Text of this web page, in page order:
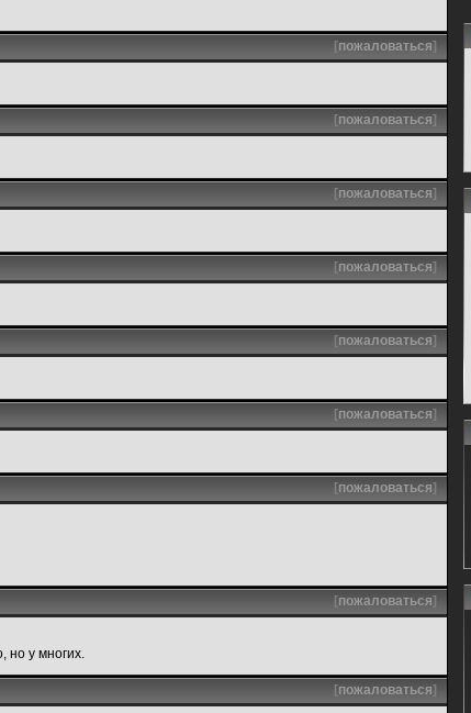
[пожаловаться]
[пожаловаться]
[пожаловаться]
[пожаловаться]
[пожаловаться]
[пожаловаться]
[пожаловаться]
[пожаловаться]
но у многих.
[пожаловаться]